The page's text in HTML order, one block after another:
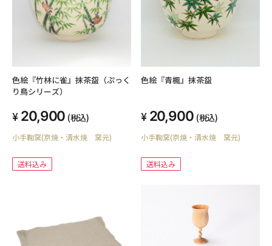
色絵『竹林に雀』抹茶盌（ぷっく
り鳥シリーズ）
20,900 (税込)
小手鞠窯(京焼・清水焼 窯元)
送料込み
色絵『青楓』抹茶盌
20,900 (税込)
小手鞠窯(京焼・清水焼 窯元)
送料込み